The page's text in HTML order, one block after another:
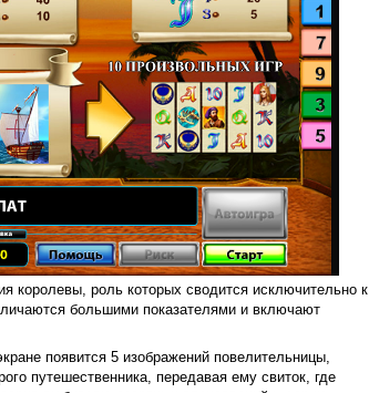
королевы, роль которых сводится исключительно к
большими показателями и включают
появится 5 изображений повелительницы,
путешественника, передавая ему свиток, где